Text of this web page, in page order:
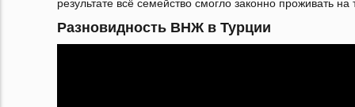
результате всё семейство смогло законно проживать на
Разновидность ВНЖ в Турции